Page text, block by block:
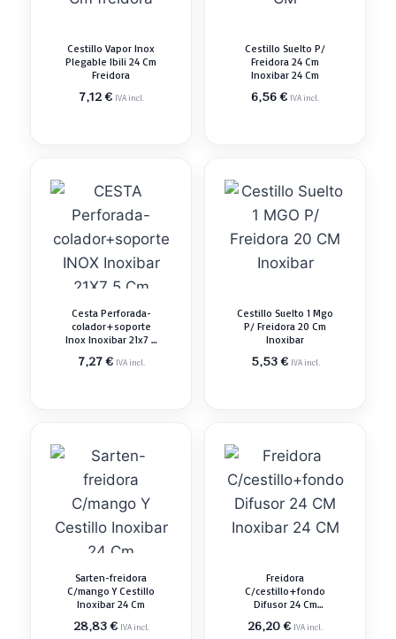
Cestillo Vapor Inox
Plegable Ibili 24 Cm
Freidora
7,12€ IVA incl.
Cestillo Suelto P/
Freidora 24 Cm
Inoxibar 24 Cm
6,56€ IVA incl.
Cesta Perforada-
colador+soporte
Inox Inoxibar 21x7 5
7,27€ IVA incl.
Cestillo Suelto 1 Mgo
P/ Freidora 20 Cm
Inoxibar
5,53€ IVA incl.
Sarten-freidora
C/mango Y Cestillo
Inoxibar 24 Cm
28,83€ IVA incl.
Freidora
C/cestillo+fondo
Difusor 24 Cm
26,20€ IVA incl.